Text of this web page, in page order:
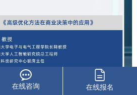
在线咨询 在线报名